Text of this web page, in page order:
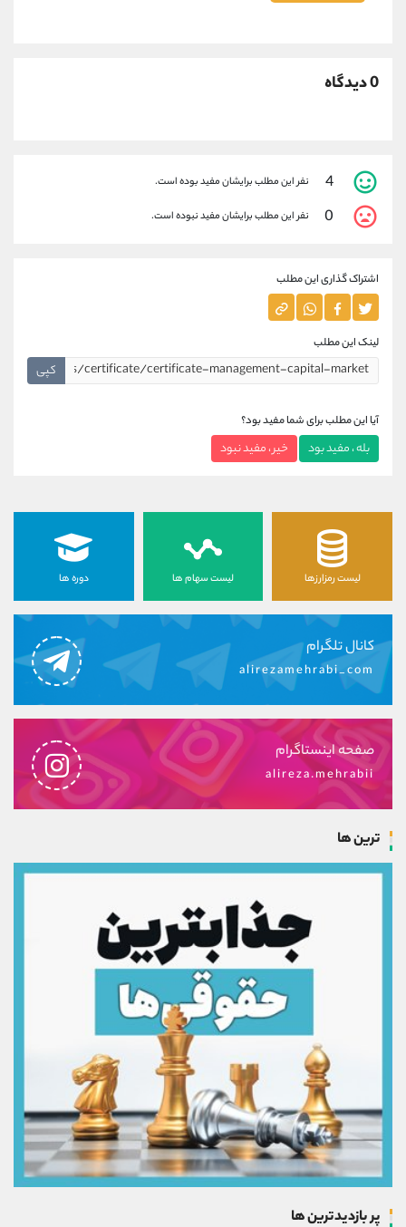
0 دیدگاه
4 نفر این مطلب برایشان مفید بوده است.
0 نفر این مطلب برایشان مفید نبوده است.
اشتراک گذاری این مطلب
لینک این مطلب
کپی
آیا این مطلب برای شما مفید بود؟
بله ، مفید بود خیر ، مفید نبود
لیست رمزارزها لیست سهام ها دوره ها
کانال تلگرام
alirezamehrabi_com
صفحه اینستاگرام
alireza.mehrabii
ترین ها
پر بازدیدترین ها